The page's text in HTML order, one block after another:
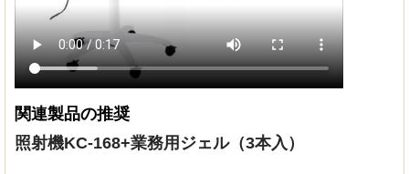
関連製品の推奨
照射機KC-168+業務用ジェル（3本入）